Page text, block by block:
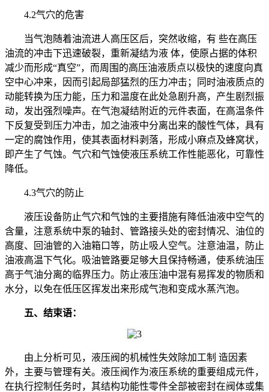
4.2气穴的危害
当气泡随着油流进人高压区后，突然收缩，有 些在高压
油流的冲击下迅速破裂，重新凝结为液 体，使原占据的体积
减少而形成“真空”，而周围的高压油液质点以极快的速度向真
空中心冲来，因而引起局部猛烈的压力冲击；同时油液质点的
动能转换为压力能，压力和温度在此处急剧升高，产生剧烈振
动，发出强烈噪声。在气泡凝结附近的元件表面，在高温条件
下反复受到压力冲击，加之油液中分离出来的酸性气体，具有
一定的腐蚀作用，使其表面材料剥落，形成小麻点及蜂窝状，
即产生了气蚀。气穴和气蚀使液压系统工作性能恶化，可靠性
降低。
4.3气穴的防止
液压设备防止气穴和气蚀的主要措施有降低油液中空气的
含量，注意系统中泵的轴封、管路接头处的密封情况、油位的
高度、回油管的入油箱口等，防止吸人空气。注意油温，防止
油液高温下气化。吸油管路要足够大且保持畅通，使系统油压
高于气油分离的临界压力。防止液压油中混有易挥发的物质和
水分，以免在低压区挥发出来形成气泡和变成水蒸汽泡。
五、结束语：
由上分析可见，液压阀的机械性失效除加工制 造因素
外，主要与管理有关。液压阀作为液压系统的重要组成元件，
在执行控制任务时，其结构功能性零件全部被密封在阀体或集